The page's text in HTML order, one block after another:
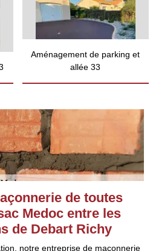
Aménagement de parking et
allée 33
de toutes
Medoc entre les
de Debart Richy
notre entreprise de maçonnerie